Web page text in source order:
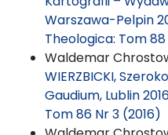
Warszawa-Pelpin
Theologica: Tom 88
Waldemar
WIERZBICKI,
Gaudium, Lublin
Tom 86 Nr 3 (2016)